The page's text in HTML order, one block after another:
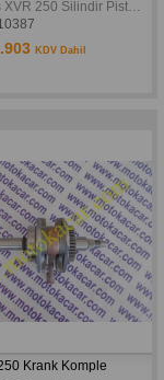
RKS Cross XVR 250 Silindir Piston Sekman Seti Komple
KDV Dahil
Krank Komple